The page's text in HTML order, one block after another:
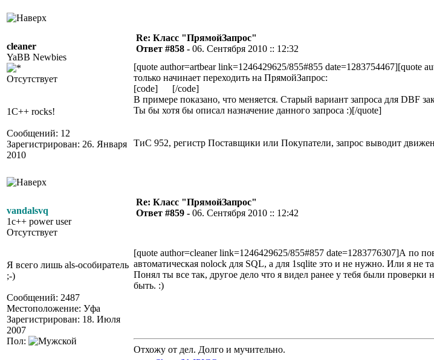
cleaner
YaBB Newbies
Отсутствует
1C++ rocks!
Сообщений: 12
Зарегистрирован: 26. Января
2010
Re: Класс "ПрямойЗапрос"
Ответ #858 - 06. Сентября 2010 :: 12:32
[quote author=artbear link=1246429625/855#855 date=1283754467][quote
только начинает переходить на ПрямойЗапрос:
[code] [/code]
В примере показано, что меняется. Старый вариант запроса для DBF
Ты бы хотя бы описал назначение данного запроса :)[/quote]
ТиС 952, регистр Поставщики или Покупатели, запрос выводит
vandalsvq
1c++ power user
Отсутствует
Я всего лишь als-особиратель
;-)
Сообщений: 2487
Местоположение: Уфа
Зарегистрирован: 18. Июля
2007
Пол:
Re: Класс "ПрямойЗапрос"
Ответ #859 - 06. Сентября 2010 :: 12:42
[quote author=cleaner link=1246429625/855#857 date=1283776307]А по
автоматическая nolock для SQL, а для 1sqlite это и не нужно. Или я не
Понял ты все так, другое дело что я видел ранее у тебя были проверки
быть. :)
Отхожу от дел. Долго и мучительно.